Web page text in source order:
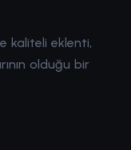
kaliteli eklenti,
olduğu bir